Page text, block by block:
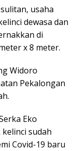
usaha
dewasa dan
di
x 8 meter.
Widoro
Pekalongan
Eko
sudah
Covid-19 baru